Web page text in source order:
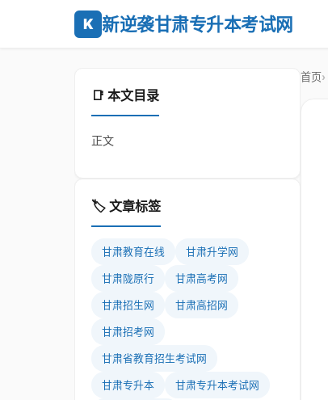
K 新逆袭甘肃专升本考试网
📑 本文目录
正文
🏷️ 文章标签
甘肃教育在线 甘肃升学网
甘肃陇原行 甘肃高考网
甘肃招生网 甘肃高招网
甘肃招考网
甘肃省教育招生考试网
甘肃专升本 甘肃专升本考试网
首页